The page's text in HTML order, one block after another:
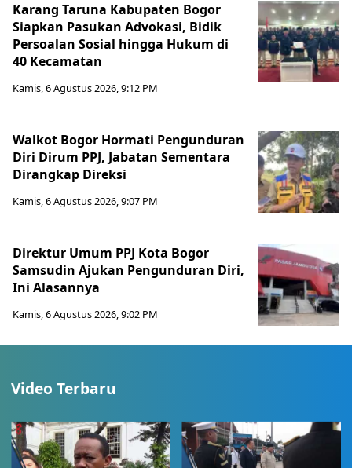
Karang Taruna Kabupaten Bogor
Siapkan Pasukan Advokasi, Bidik
Persoalan Sosial hingga Hukum di
40 Kecamatan
Kamis, 6 Agustus 2026, 9:12 PM
Walkot Bogor Hormati Pengunduran
Diri Dirum PPJ, Jabatan Sementara
Dirangkap Direksi
Kamis, 6 Agustus 2026, 9:07 PM
Direktur Umum PPJ Kota Bogor
Samsudin Ajukan Pengunduran Diri,
Ini Alasannya
Kamis, 6 Agustus 2026, 9:02 PM
Video Terbaru